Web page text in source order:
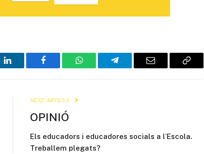
LinkedIn Facebook WhatsAppTelegram Email
Copy
NEXT ARTICLE
OPINIÓ
Els educadors i educadores socials a l’Escola.
Treballem plegats?